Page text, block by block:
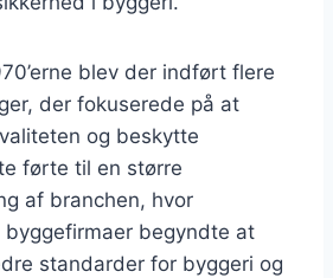
blev der indført flere
der fokuserede på at
og beskytte
førte til en større
af branchen, hvor
byggefirmaer begyndte at
standarder for byggeri og